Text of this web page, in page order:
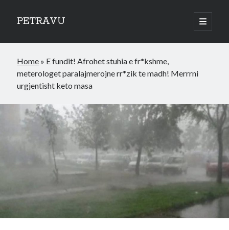
PETRAVU
open
primary
Sidebar
Bank
Credit Cards
Uncategorized
Home » E fundit! Afrohet stuhia e fr*kshme,
meterologet paralajmerojne rr*zik te madh! Merrrni
urgjentisht keto masa